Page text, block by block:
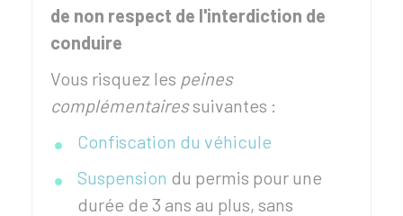
de non respect de l'interdiction de
conduire
Vous risquez les peines
complémentairessuivantes :
Confiscation du véhicule
Suspension du permis pour une
durée de 3 ans au plus, sans